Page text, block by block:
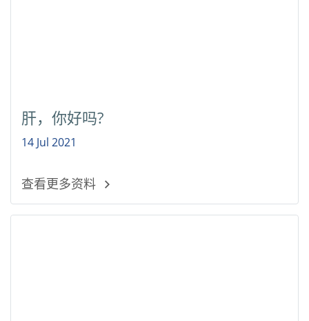
肝，你好吗?
14 Jul 2021
查看更多资料